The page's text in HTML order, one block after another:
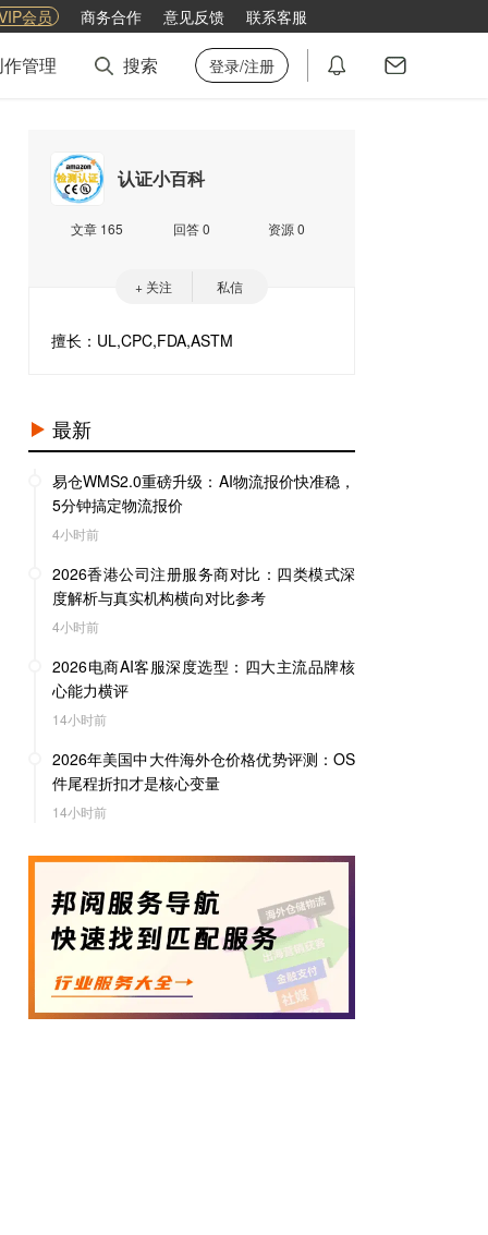
会员 商务合作 意见反馈 联系客服
管理 搜索 登录/注册
认证小百科
文章 165 回答 0 资源 0
+ 关注 私信
擅长：UL,CPC,FDA,ASTM
最新
易仓WMS2.0重磅升级：AI物流报价快准稳，
5分钟搞定物流报价
4小时前
2026香港公司注册服务商对比：四类模式深
度解析与真实机构横向对比参考
4小时前
2026电商AI客服深度选型：四大主流品牌核
心能力横评
14小时前
2026年美国中大件海外仓价格优势评测：OS
件尾程折扣才是核心变量
14小时前